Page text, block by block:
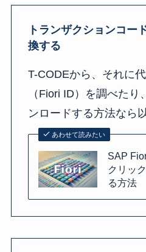
トランザクションコー
換する
T-CODEから、それに
（Fiori ID）を調べた
ンロードする方法なら
あわせて読みたい
SAP
クリッ
る方法